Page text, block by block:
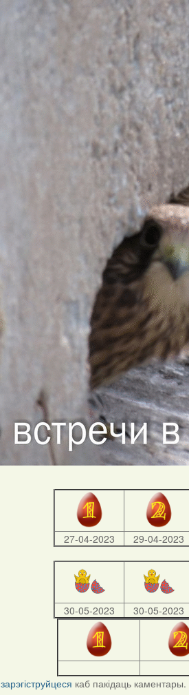
27-04-2023 29-04-2023
30-05-2023 30-05-2023
зарэгіструйцеся каб пакідаць каментары.